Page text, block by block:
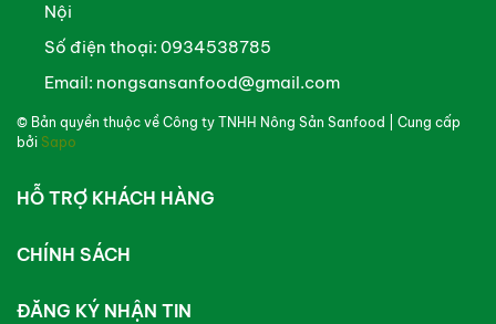
trong ngày từ trang trại Vifotec để đảm bảo độ tươi
rói nhất cho bạn.
Nguồn gốc minh bạch: Sản phẩm có đầy đủ chứng
lực mang đến những nguyên liệu sạch nhất để khách
năng lượng.
Nội
Số điện thoại: 0934538785
Email: nongsansanfood@gmail.com
© Bản quyền thuộc về Công ty TNHH Nông Sản Sanfood
| Cung cấp
bởi Sapo
HỖ TRỢ KHÁCH HÀNG
CHÍNH SÁCH
ĐĂNG KÝ NHẬN TIN